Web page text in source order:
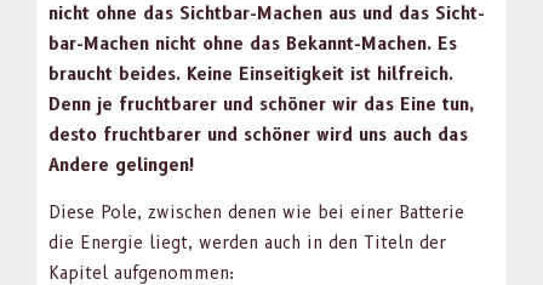
nicht ohne das Sicht­bar-Machen aus und das Sicht­
bar-Machen nicht ohne das Bekan­nt-Machen. Es
braucht bei­des. Keine Ein­seit­igkeit ist hil­fre­ich.
Denn je frucht­bar­er und schön­er wir das Eine tun,
desto frucht­bar­er und schön­er wird uns auch das
Andere gelin­gen!
Diese Pole, zwis­chen denen wie bei ein­er Bat­terie
die Energie liegt, wer­den auch in den Titeln der
Kapi­tel aufgenom­men: